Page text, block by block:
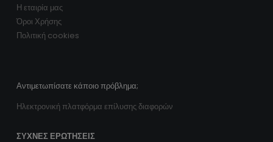
Η εταιρία μας
Όροι Χρήσης
Πολιτική cookies
Αντιμετωπίσατε κάποιο πρόβλημα;
Ηλεκτρονική πλατφόρμα επίλυσης διαφορών
ΣΥΧΝΈΣ ΕΡΩΤΉΣΕΙΣ